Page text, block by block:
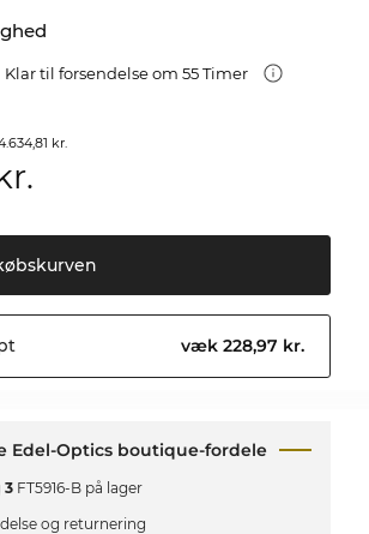
Klar til forsendelse om 55 Timer
kr.
væk 228,97 kr.
Edel-Optics boutique-fordele
3 FT5916-B på lager
og returnering